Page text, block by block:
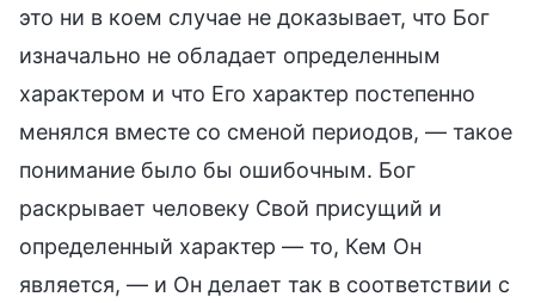
это ни в коем случае не доказывает, что Бог
изначально не обладает определенным
характером и что Его характер постепенно
менялся вместе со сменой периодов, — такое
понимание было бы ошибочным. Бог
раскрывает человеку Свой присущий и
определенный характер — то, Кем Он
является, — и Он делает так в соответствии с